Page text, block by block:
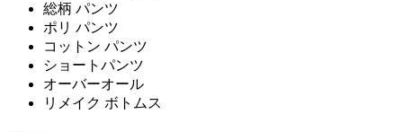
総柄 パンツ
ポリ パンツ
コットン パンツ
ショートパンツ
オーバーオール
リメイク ボトムス